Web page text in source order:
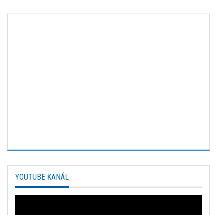
YOUTUBE KANÁL